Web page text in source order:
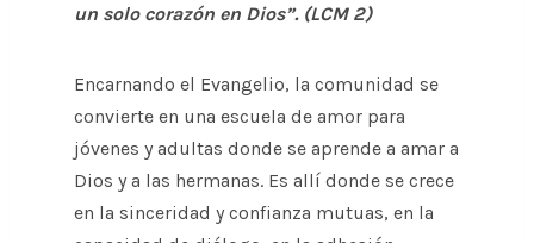
un solo corazón en Dios”. (LCM 2)
Encarnando el Evangelio, la comunidad se
convierte en una escuela de amor para
jóvenes y adultas donde se aprende a amar a
Dios y a las hermanas. Es allí donde se crece
en la sinceridad y confianza mutuas, en la